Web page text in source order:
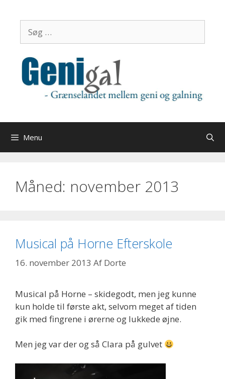
indhold
efter:
Menu
Måned: november 2013
Musical på Horne Efterskole
16. november 2013 Af Dorte
Musical på Horne – skidegodt, men jeg kunne
kun holde til første akt, selvom meget af tiden
gik med fingrene i ørerne og lukkede øjne.
Men jeg var der og så Clara på gulvet